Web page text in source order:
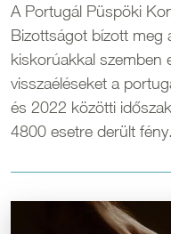
A Portugál Püspöki
Bizottságot bízott meg
kiskorúakkal szemben
visszaéléseket a
és 2022 közötti
4800 esetre derült fény.